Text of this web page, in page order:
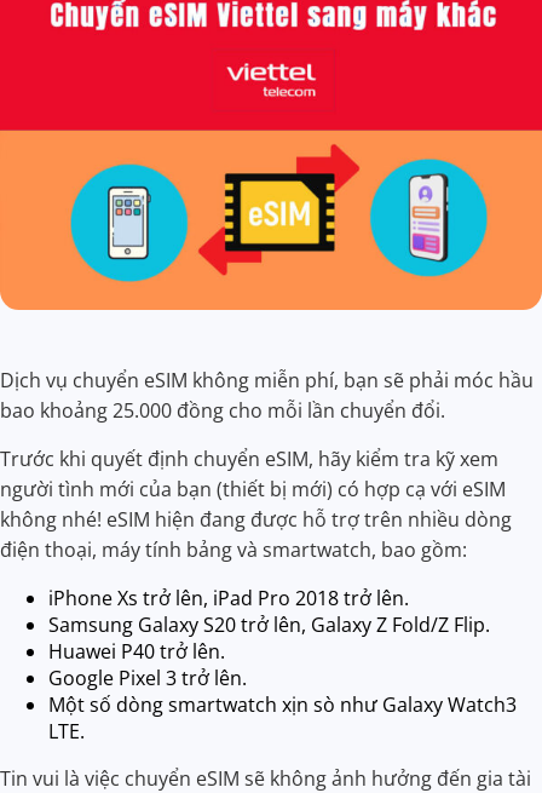
Dịch vụ chuyển eSIM không miễn phí, bạn sẽ phải móc hầu
bao khoảng 25.000 đồng cho mỗi lần chuyển đổi.
Trước khi quyết định chuyển eSIM, hãy kiểm tra kỹ xem
người tình mới của bạn (thiết bị mới) có hợp cạ với eSIM
không nhé! eSIM hiện đang được hỗ trợ trên nhiều dòng
điện thoại, máy tính bảng và smartwatch, bao gồm:
iPhone Xs trở lên, iPad Pro 2018 trở lên.
Samsung Galaxy S20 trở lên, Galaxy Z Fold/Z Flip.
Huawei P40 trở lên.
Google Pixel 3 trở lên.
Một số dòng smartwatch xịn sò như Galaxy Watch3
LTE.
Tin vui là việc chuyển eSIM sẽ không ảnh hưởng đến gia tài